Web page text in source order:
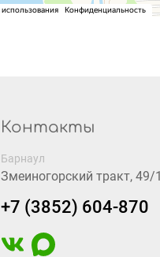
Контакты
Барнаул
Змеиногорский тракт, 49/1
+7 (3852) 604-870